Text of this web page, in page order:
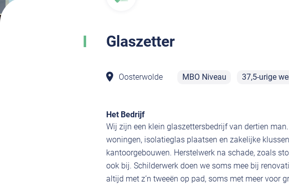
Glaszetter
Oosterwolde MBO Niveau 37,5-urige
Het Bedrijf
Wij zijn een klein glaszettersbedrijf van dertien
woningen, isolatieglas plaatsen en zakelijke
kantoorgebouwen. Herstelwerk na schade, zoals
ook bij. Schilderwerk doen we soms mee bij
altijd met z’n tweeën op pad, soms met meer voor